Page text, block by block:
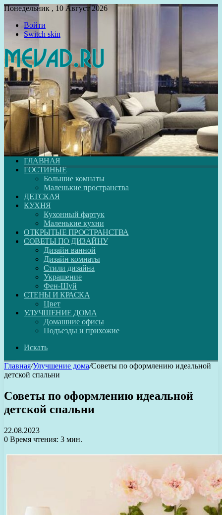
Понедельник , 10 Август 2026
Войти
Switch skin
ГЛАВНАЯ
ГОСТИНЫЕ
Большие комнаты
Маленькие пространства
ДЕТСКАЯ
КУХНЯ
Кухонный фартук
Маленькие кухни
ОТКРЫТЫЕ ПРОСТРАНСТВА
СОВЕТЫ ПО ДИЗАЙНУ
Дизайн ванной
Дизайн комнаты
Стили дизайна
Украшение
Фен-Шуй
СТЕНЫ И КРАСКА
Цвет
УЛУЧШЕНИЕ ДОМА
Домашние офисы
Подъезды и прихожие
Искать
Главная/Улучшение дома/Советы по оформлению идеальной
детской спальни
Советы по оформлению идеальной
детской спальни
22.08.2023
0 Время чтения: 3 мин.